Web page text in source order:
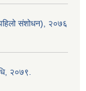
संशोधन), २०७६
२०७९.